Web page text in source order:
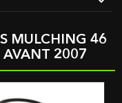
MULCHING 46
AVANT 2007